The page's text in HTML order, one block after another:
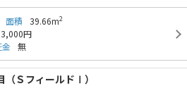
面積 39.66m2
3,000円
無
（ＳフィールドⅠ）